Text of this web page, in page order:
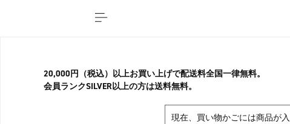
20,000円（税込）以上お買い上げで配送料全国一律無料。
会員ランクSILVER以上の方は送料無料。
現在、買い物かごには商品が入